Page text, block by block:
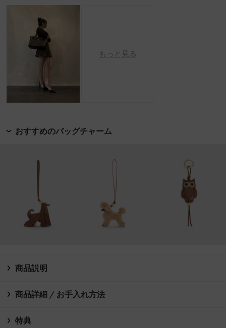
もっと見る
おすすめのバッグチャーム
商品説明
商品詳細 / お手入れ方法
特典